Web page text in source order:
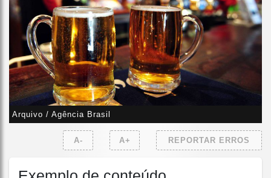
Arquivo / Agência Brasil
A- A+ REPORTAR ERROS